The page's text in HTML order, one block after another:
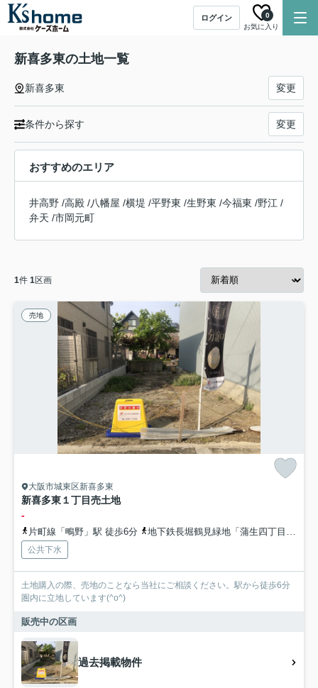
ログイン
お気に入り
0
新喜多東の土地一覧
新喜多東 変更
条件から探す 変更
おすすめのエリア
井高野 /高殿 /八幡屋 /横堤 /平野東 /生野東 /今福東 /野江 /
弁天 /市岡元町
1件 1区画
売地
大阪市城東区新喜多東
新喜多東１丁目売土地
-
片町線「鴫野」駅 徒歩6分 地下鉄長堀鶴見緑地「蒲生四丁目」駅 徒歩9分
公共下水
土地購入の際、売地のことなら当社にご相談ください。駅から徒歩6分
圏内に立地しています(^o^)
販売中の区画
過去掲載物件